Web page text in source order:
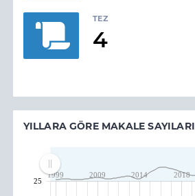
TEZ
4
YILLARA GÖRE MAKALE SAYILARI
1999 2009 2014 2018
25